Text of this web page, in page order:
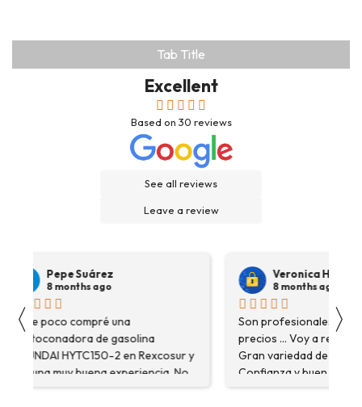
Tab Title
Excellent
Based on 30 reviews
See all reviews
Leave a review
〈
Pepe Suárez
8 months ago
Hace poco compré una
destoconadora de gasolina
HYUNDAI HYTC150-2 en Rexcosur y
fue una muy buena experiencia. No
solo me encontré el producto que
Veronica Hidalgo
8 months ago
Son profesionales ,
precios ... Voy a repetir
Gran variedad de
Confianza y buen servicio.
〉